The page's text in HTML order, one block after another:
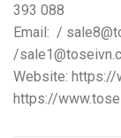
393 088
Email: /
/
Website: https://
https://